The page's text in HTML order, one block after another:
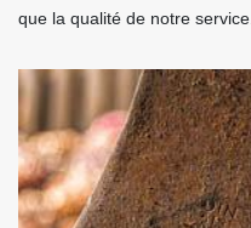
que la qualité de notre service.